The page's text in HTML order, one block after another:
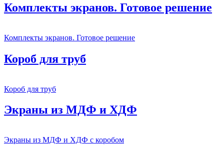
Комплекты экранов. Готовое решение
Комплекты экранов. Готовое решение
Короб для труб
Короб для труб
Экраны из МДФ и ХДФ
Экраны из МДФ и ХДФ с коробом